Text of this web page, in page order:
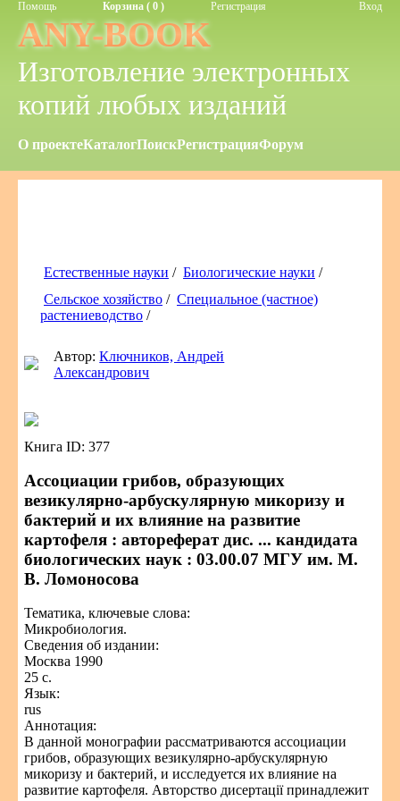
Помощь Корзина ( 0 ) Регистрация Вход
ANY-BOOK
Изготовление электронных
копий любых изданий
О проектеКаталогПоискРегистрацияФорум
Естественные науки / Биологические науки /
Сельское хозяйство / Специальное (частное)
растениеводство /
Автор:Ключников, Андрей
Александрович
Книга ID: 377
Ассоциации грибов, образующих
везикулярно-арбускулярную микоризу и
бактерий и их влияние на развитие
картофеля : автореферат дис. ... кандидата
биологических наук : 03.00.07 МГУ им. М.
В. Ломоносова
Тематика, ключевые слова:
Микробиология.
Сведения об издании:
Москва 1990
25 с.
Язык:
rus
Аннотация:
В данной монографии рассматриваются ассоциации
грибов, образующих везикулярно-арбускулярную
микоризу и бактерий, и исследуется их влияние на
развитие картофеля. Авторство дисертації принадлежит